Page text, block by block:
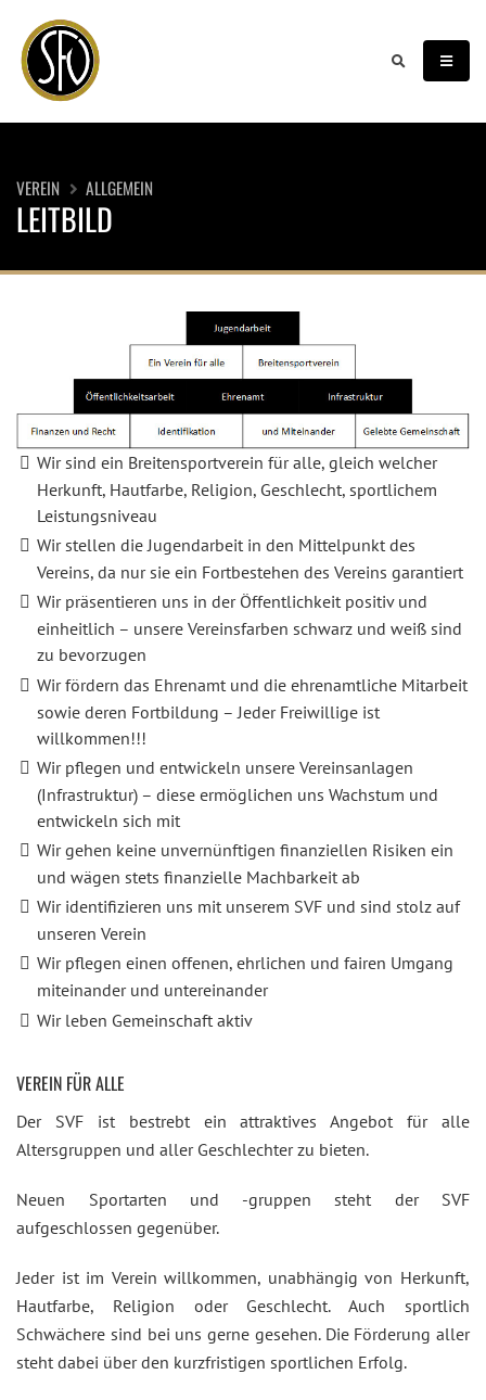
VEREIN ALLGEMEIN
LEITBILD
Wir sind ein Breitensportverein für alle, gleich welcher
Herkunft, Hautfarbe, Religion, Geschlecht, sportlichem
Leistungsniveau
Wir stellen die Jugendarbeit in den Mittelpunkt des
Vereins, da nur sie ein Fortbestehen des Vereins garantiert
Wir präsentieren uns in der Öffentlichkeit positiv und
einheitlich – unsere Vereinsfarben schwarz und weiß sind
zu bevorzugen
Wir fördern das Ehrenamt und die ehrenamtliche Mitarbeit
sowie deren Fortbildung – Jeder Freiwillige ist
willkommen!!!
Wir pflegen und entwickeln unsere Vereinsanlagen
(Infrastruktur) – diese ermöglichen uns Wachstum und
entwickeln sich mit
Wir gehen keine unvernünftigen finanziellen Risiken ein
und wägen stets finanzielle Machbarkeit ab
Wir identifizieren uns mit unserem SVF und sind stolz auf
unseren Verein
Wir pflegen einen offenen, ehrlichen und fairen Umgang
miteinander und untereinander
Wir leben Gemeinschaft aktiv
VEREIN FÜR ALLE
Der SVF ist bestrebt ein attraktives Angebot für alle
Altersgruppen und aller Geschlechter zu bieten.
Neuen Sportarten und -gruppen steht der SVF
aufgeschlossen gegenüber.
Jeder ist im Verein willkommen, unabhängig von Herkunft,
Hautfarbe, Religion oder Geschlecht. Auch sportlich
Schwächere sind bei uns gerne gesehen. Die Förderung aller
steht dabei über den kurzfristigen sportlichen Erfolg.